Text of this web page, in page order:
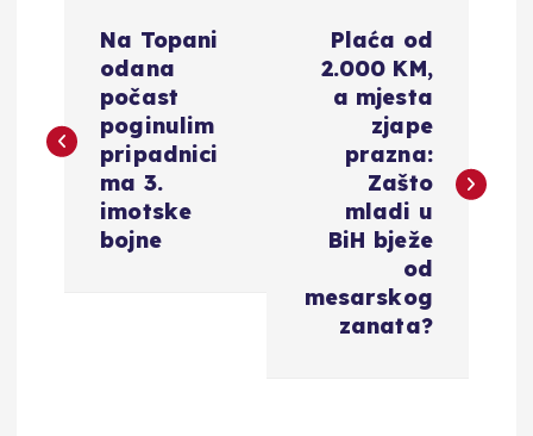
v
Na Topani
odana
počast
poginulim
pripadnici
ma 3.
imotske
bojne
Plaća od
2.000 KM,
a mjesta
zjape
prazna:
Zašto
mladi u
BiH bježe
od
mesarskog
zanata?